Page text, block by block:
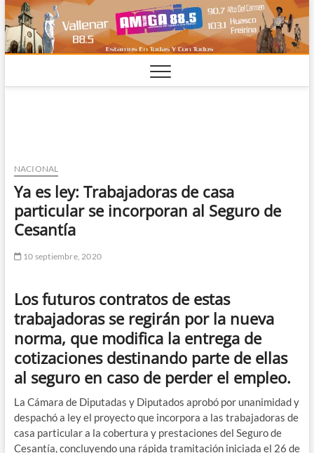
Saltar
al
contenido
NACIONAL
Ya es ley: Trabajadoras de casa
particular se incorporan al Seguro de
Cesantía
10 septiembre, 2020
Los futuros contratos de estas
trabajadoras se regirán por la nueva
norma, que modifica la entrega de
cotizaciones destinando parte de ellas
al seguro en caso de perder el empleo.
La Cámara de Diputadas y Diputados aprobó por unanimidad y
despachó a ley el proyecto que incorpora a las trabajadoras de
casa particular a la cobertura y prestaciones del Seguro de
Cesantía, concluyendo una rápida tramitación iniciada el 26 de